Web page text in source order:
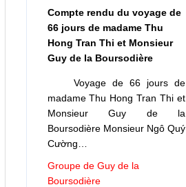
Compte rendu du voyage de
66 jours de madame Thu
Hong Tran Thi et Monsieur
Guy de la Boursodière
Voyage de 66 jours de
madame Thu Hong Tran Thi et
Monsieur Guy de la
Boursodière Monsieur Ngô Quý
Cường…
Groupe de Guy de la
Boursodière